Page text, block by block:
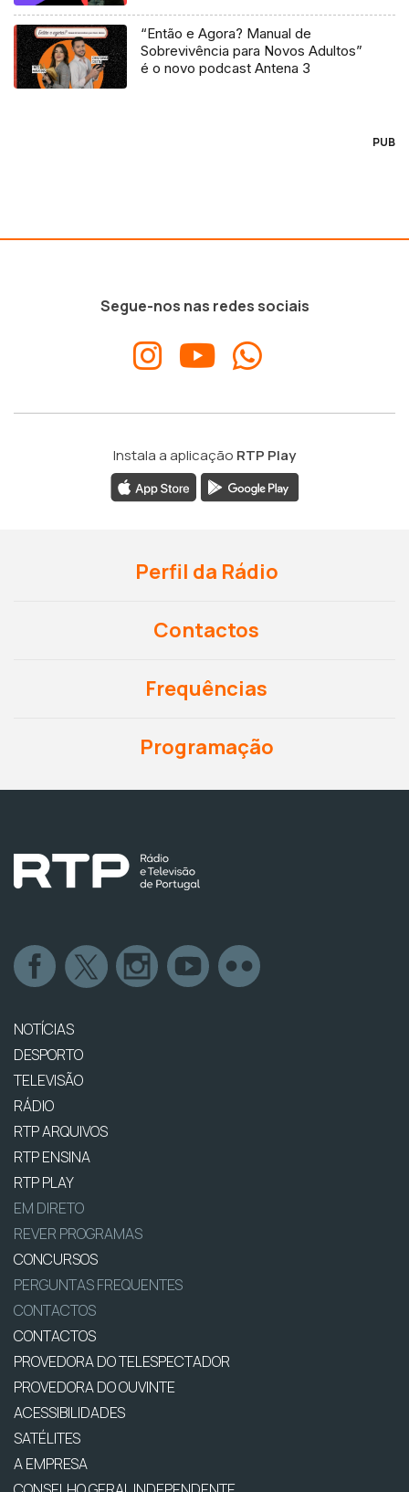
“Então e Agora? Manual de
Sobrevivência para Novos Adultos”
é o novo podcast Antena 3
PUB
Segue-nos nas redes sociais
Instala a aplicação RTP Play
Perfil da Rádio
Contactos
Frequências
Programação
NOTÍCIAS
DESPORTO
TELEVISÃO
RÁDIO
RTP ARQUIVOS
RTP ENSINA
RTP PLAY
EM DIRETO
REVER PROGRAMAS
CONCURSOS
PERGUNTAS FREQUENTES
CONTACTOS
CONTACTOS
PROVEDORA DO TELESPECTADOR
PROVEDORA DO OUVINTE
ACESSIBILIDADES
SATÉLITES
A EMPRESA